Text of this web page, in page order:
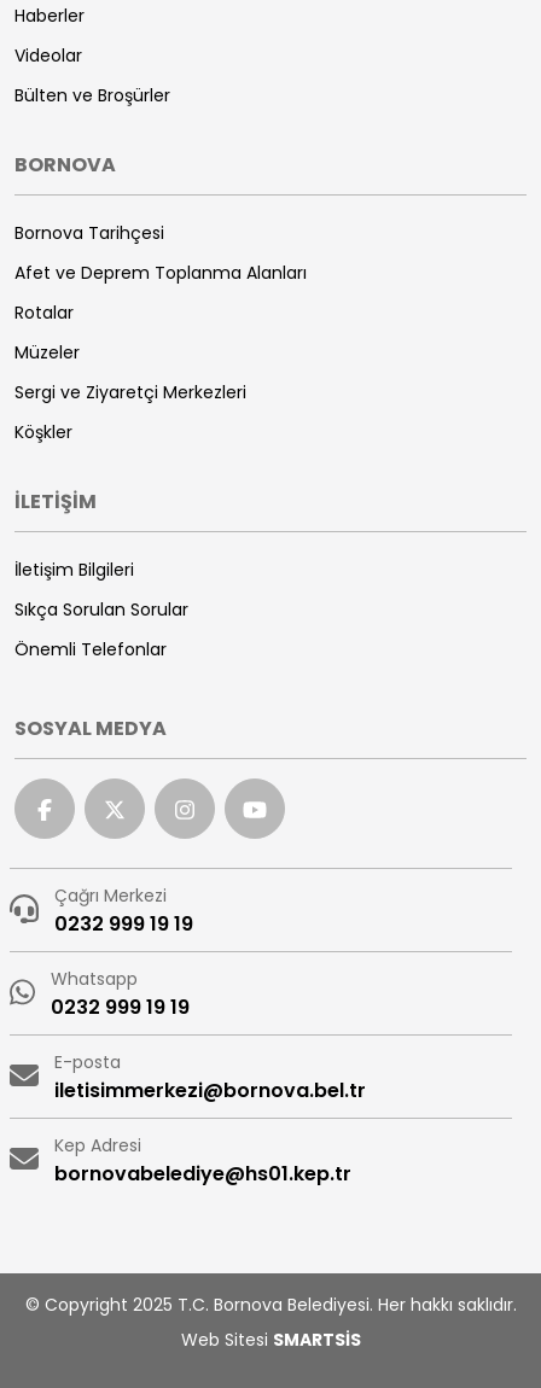
Haberler
Videolar
Bülten ve Broşürler
BORNOVA
Bornova Tarihçesi
Afet ve Deprem Toplanma Alanları
Rotalar
Müzeler
Sergi ve Ziyaretçi Merkezleri
Köşkler
İLETİŞİM
İletişim Bilgileri
Sıkça Sorulan Sorular
Önemli Telefonlar
SOSYAL MEDYA
Çağrı Merkezi
0232 999 19 19
Whatsapp
0232 999 19 19
E-posta
iletisimmerkezi@bornova.bel.tr
Kep Adresi
bornovabelediye@hs01.kep.tr
© Copyright 2025 T.C. Bornova Belediyesi. Her hakkı saklıdır.
Web Sitesi SMARTSİS